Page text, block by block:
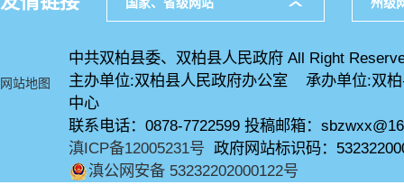
网站地图
中共双柏县委、双柏县人民政府 All Right
主办单位:双柏县人民政府办公室 承办单位:双
中心
联系电话：0878-7722599 投稿邮箱：
滇ICP备12005231号 政府网站标识码：
滇公网安备 53232202000122号